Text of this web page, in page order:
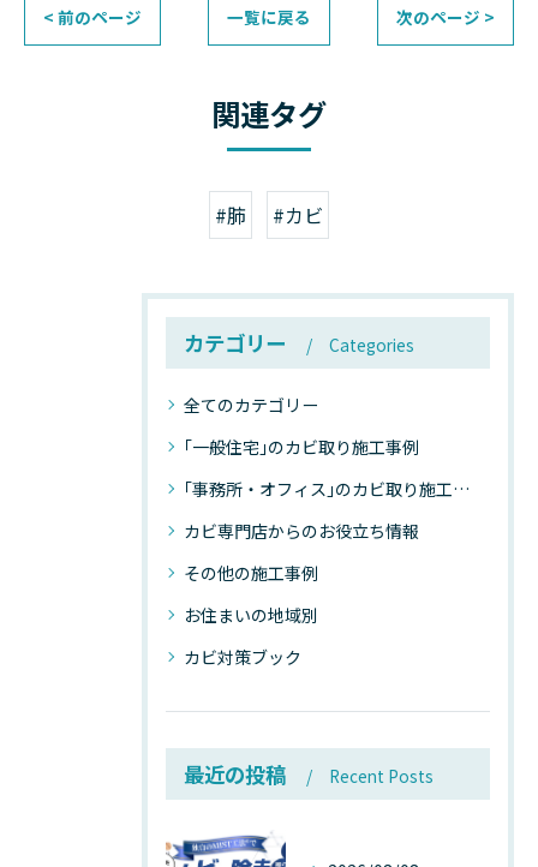
< 前のページ 一覧に戻る 次のページ >
関連タグ
#肺 #カビ
カテゴリー Categories
全てのカテゴリー
｢一般住宅｣のカビ取り施工事例
｢事務所・オフィス｣のカビ取り施工事例
カビ専門店からのお役立ち情報
その他の施工事例
お住まいの地域別
カビ対策ブック
最近の投稿 Recent Posts